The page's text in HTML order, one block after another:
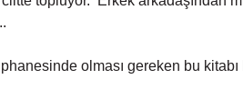
yufka yürekli...
olması gereken bu kitabı